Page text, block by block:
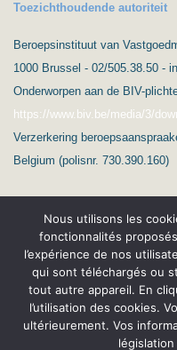
Toezichthoudende autoriteit
Beroepsinstituut van
1000 Brussel - 02/505.38.50 -
Onderworpen aan de BIV-
https://www.biv.be/media/3/
Verzerkering
Belgium (polisnr. 730.390.160)
(c)
Protection de la vie
Nous utilisons les
fonctionnalités
l’expérience de nos
qui sont téléchargés ou
tout autre appareil. En
l’utilisation des cookies.
ultérieurement. Vos
législation